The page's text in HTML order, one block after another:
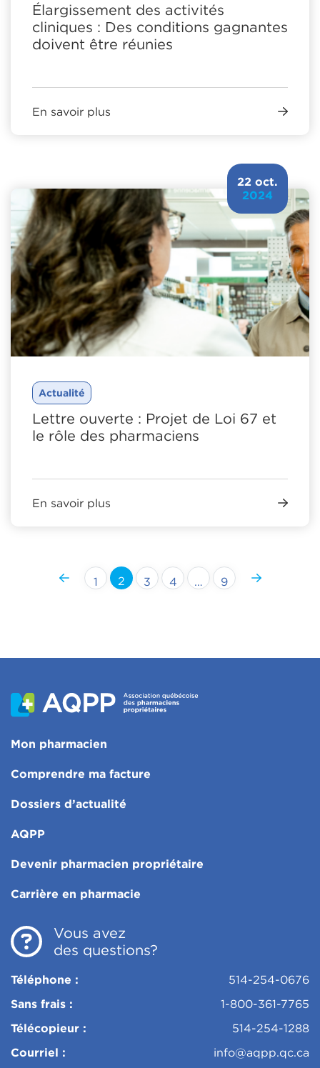
Élargissement des activités
cliniques : Des conditions gagnantes
doivent être réunies
En savoir plus
22 oct.
2024
Actualité
Lettre ouverte : Projet de Loi 67 et
le rôle des pharmaciens
En savoir plus
1 2 3 4 … 9
Vous avez
des questions?
Téléphone :
514-254-0676
Sans frais :
1-800-361-7765
Télécopieur :
514-254-1288
Courriel :
info@aqpp.qc.ca
Mon pharmacien
Comprendre ma facture
Dossiers d’actualité
AQPP
Devenir pharmacien propriétaire
Carrière en pharmacie